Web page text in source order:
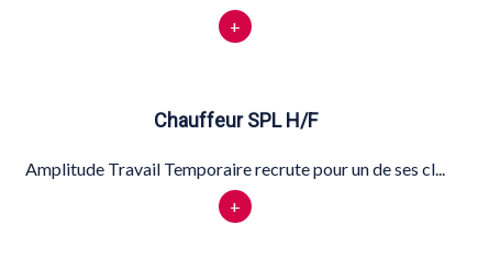
+
Chauffeur SPL H/F
Amplitude Travail Temporaire recrute pour un de ses cl...
+